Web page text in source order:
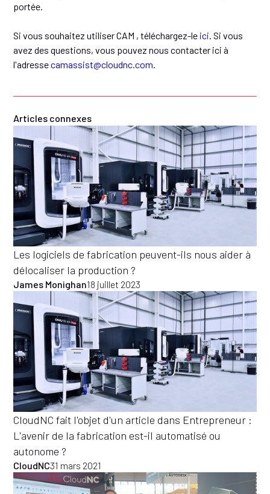
portée.
Si vous souhaitez utiliser CAM , téléchargez-le ici. Si vous
avez des questions, vous pouvez nous contacter ici à
l'adressecamassist@cloudnc.com.
Articles connexes
Les logiciels de fabrication peuvent-ils nous aider à
délocaliser la production ?
James Monighan18 juillet 2023
CloudNC fait l'objet d'un article dans Entrepreneur :
L'avenir de la fabrication est-il automatisé ou
autonome ?
CloudNC31 mars 2021